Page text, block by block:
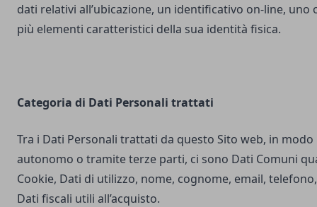
dati relativi all’ubicazione, un identificativo on-line, uno
più elementi caratteristici della sua identità fisica.
Categoria di Dati Personali trattati
Tra i Dati Personali trattati da questo Sito web, in modo
autonomo o tramite terze parti, ci sono Dati Comuni
Cookie, Dati di utilizzo, nome, cognome, email, telefono,
Dati fiscali utili all’acquisto.